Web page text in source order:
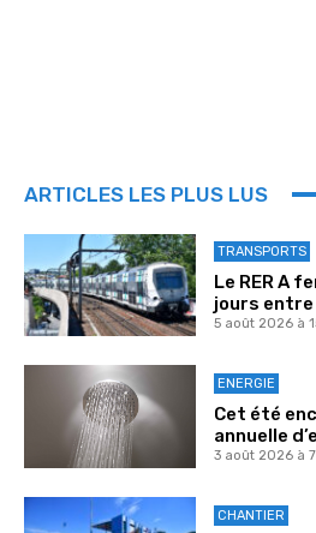
ARTICLES LES PLUS LUS
TRANSPORTS
Le RER A
jours entre
5 août 2026 à
ENERGIE
Cet été
annuelle
3 août 2026 à
CHANTIER